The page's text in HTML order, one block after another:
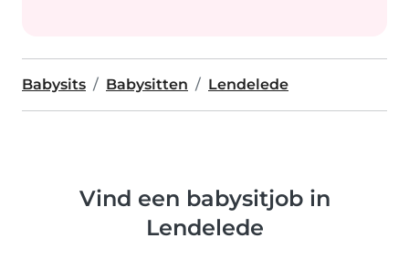
Babysits Babysitten Lendelede
Vind een babysitjob in
Lendelede